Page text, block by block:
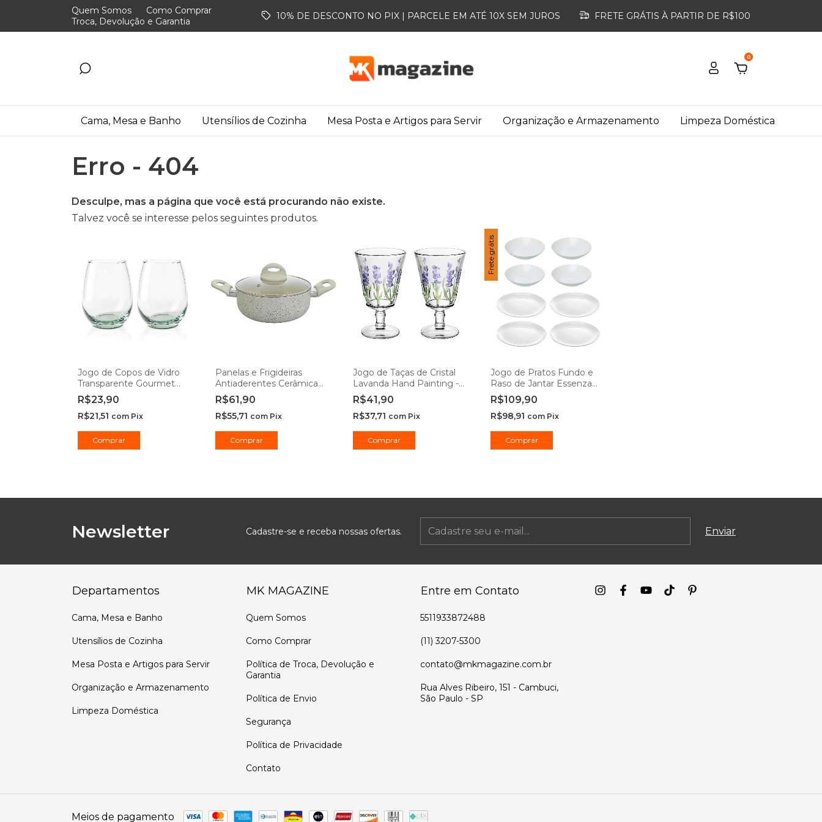
Quem Somos
Como Comprar
Troca, Devolução e Garantia
10% DE DESCONTO NO PIX | PARCELE EM ATÉ 10X SEM JUROS FRETE GRÁTIS À PARTIR DE R$100
0
Cama, Mesa e Banho Utensílios de Cozinha Mesa Posta e Artigos para Servir Organização e Armazenamento Limpeza Doméstica
Erro - 404
Desculpe, mas a página que você está procurando não existe.
Talvez você se interesse pelos seguintes produtos.
Jogo de Copos de Vidro
Transparente Gourmet
450ml - Class Home
R$23,90
R$21,51 com Pix
Comprar
Panelas e Frigideiras
Antiaderentes Cerâmica
Ibiza Vanilla - Casambiente
R$61,90
R$55,71 com Pix
Comprar
Jogo de Taças de Cristal
Lavanda Hand Painting -
Lyor
R$41,90
R$37,71 com Pix
Comprar
Frete grátis
Jogo de Pratos Fundo e
Raso de Jantar Essenza
Opaline 20cm e 25cm -
Rojemac Profissional
R$109,90
R$98,91 com Pix
Comprar
Newsletter Cadastre-se e receba nossas ofertas.
Departamentos
Cama, Mesa e Banho
Utensílios de Cozinha
Mesa Posta e Artigos para Servir
Organização e Armazenamento
Limpeza Doméstica
MK MAGAZINE
Quem Somos
Como Comprar
Política de Troca, Devolução e
Garantia
Política de Envio
Segurança
Política de Privacidade
Contato
Entre em Contato
5511933872488
(11) 3207-5300
contato@mkmagazine.com.br
Rua Alves Ribeiro, 151 - Cambuci,
São Paulo - SP
Meios de pagamento